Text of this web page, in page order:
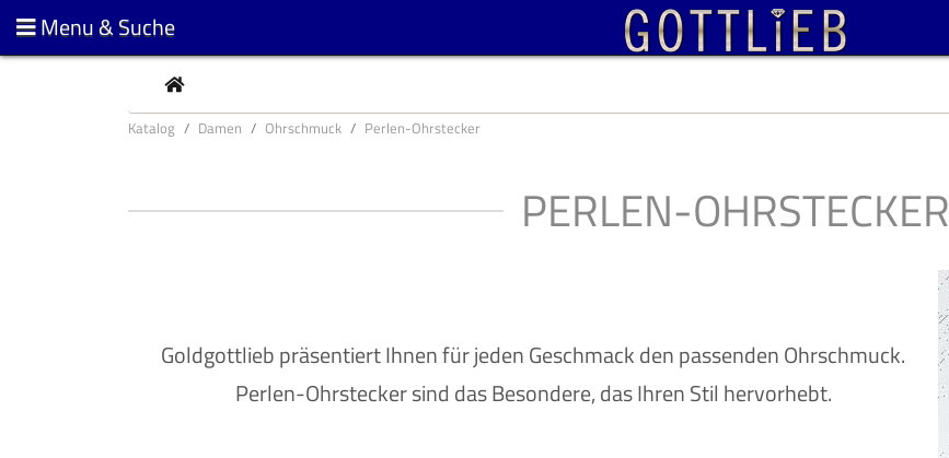
Menu & Suche
CURRENT
Katalog Damen Ohrschmuck Perlen-Ohrstecker
PERLEN-OHRSTECKER
Goldgottlieb präsentiert Ihnen für jeden Geschmack den passenden Ohrschmuck.
Perlen-Ohrstecker sind das Besondere, das Ihren Stil hervorhebt.